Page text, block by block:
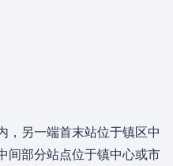
，另一端首末站位于镇区中
间部分站点位于镇中心或市